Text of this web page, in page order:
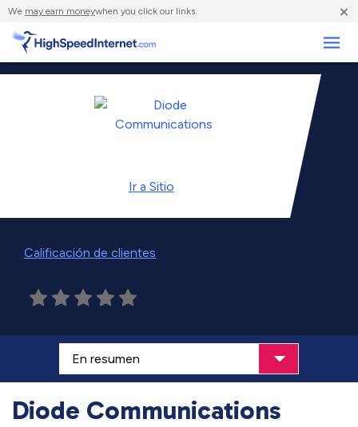
We may earn moneywhen you click our links. ×
Ir a Sitio
Calificación de clientes
Diode Communications